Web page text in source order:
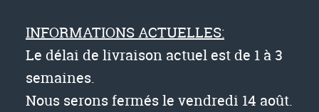
INFORMATIONS ACTUELLES:
Le délai de livraison actuel est de 1 à 3
semaines.
Nous serons fermés le vendredi 14 août.